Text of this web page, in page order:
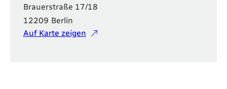
Brauerstraße 17/18
12209 Berlin
Auf Karte zeigen